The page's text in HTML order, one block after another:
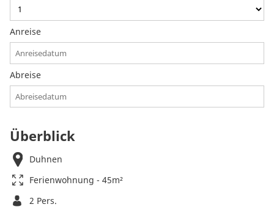
Anreise
Abreise
Überblick
Duhnen
Ferienwohnung - 45m²
2 Pers.